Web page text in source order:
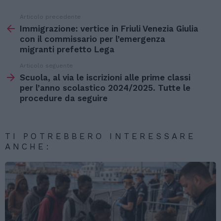
di
Articolo precedente
Immigrazione: vertice in Friuli Venezia Giulia
con il commissario per l’emergenza
migranti prefetto Lega
Articolo seguente
Scuola, al via le iscrizioni alle prime classi
per l’anno scolastico 2024/2025. Tutte le
procedure da seguire
TI POTREBBERO INTERESSARE
ANCHE: